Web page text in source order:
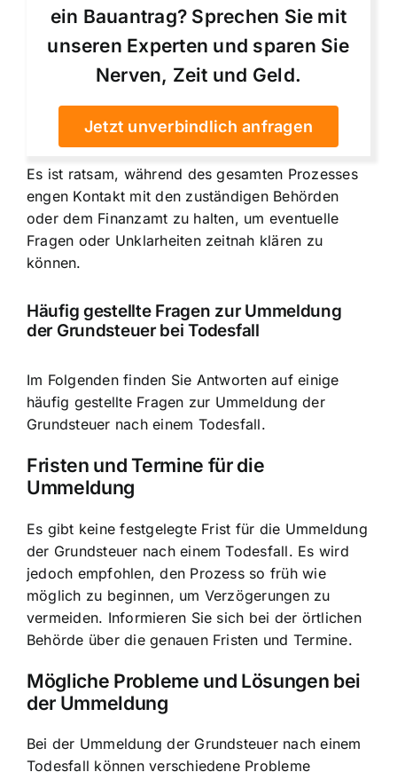
ein Bauantrag? Sprechen Sie mit
unseren Experten und sparen Sie
Nerven, Zeit und Geld.
Jetzt unverbindlich anfragen
Es ist ratsam, während des gesamten Prozesses
engen Kontakt mit den zuständigen Behörden
oder dem Finanzamt zu halten, um eventuelle
Fragen oder Unklarheiten zeitnah klären zu
können.
Häufig gestellte Fragen zur Ummeldung
der Grundsteuer bei Todesfall
Im Folgenden finden Sie Antworten auf einige
häufig gestellte Fragen zur Ummeldung der
Grundsteuer nach einem Todesfall.
Fristen und Termine für die
Ummeldung
Es gibt keine festgelegte Frist für die Ummeldung
der Grundsteuer nach einem Todesfall. Es wird
jedoch empfohlen, den Prozess so früh wie
möglich zu beginnen, um Verzögerungen zu
vermeiden. Informieren Sie sich bei der örtlichen
Behörde über die genauen Fristen und Termine.
Mögliche Probleme und Lösungen bei
der Ummeldung
Bei der Ummeldung der Grundsteuer nach einem
Todesfall können verschiedene Probleme